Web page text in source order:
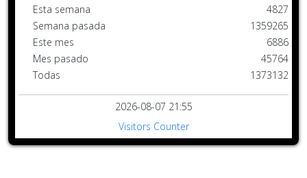
Esta semana
Semana pasada
Este mes
Mes pasado
Todas
4827
1359265
6886
45764
1373132
2026-08-07 21:55
Visitors Counter